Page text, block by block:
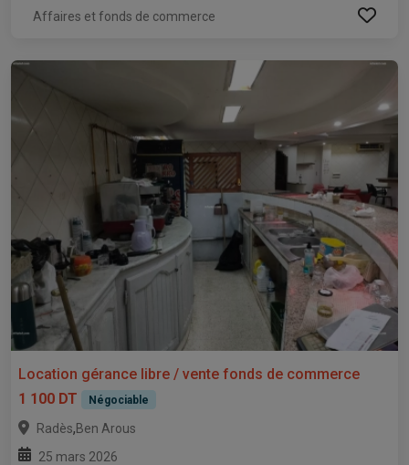
Affaires et fonds de commerce
Location gérance libre / vente fonds de commerce
1 100 DT
Négociable
Radès,Ben Arous
25 mars 2026